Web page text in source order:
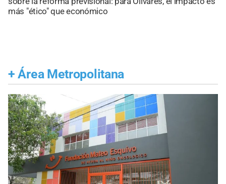
más "ético" que económico
+ Área Metropolitana